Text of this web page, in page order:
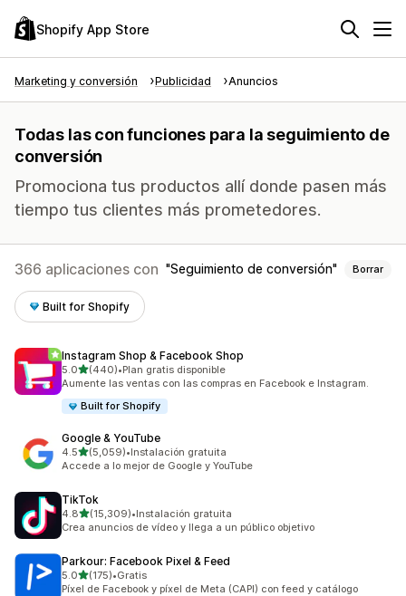
Shopify App Store
Marketing y conversión Publicidad Anuncios
Todas las con funciones para la seguimiento de
conversión
Promociona tus productos allí donde pasen más
tiempo tus clientes más prometedores.
366 aplicaciones con Seguimiento de conversión Borrar
Built for Shopify
Instagram Shop & Facebook Shop
5.0de 5 estrellas
(440)
440 reseñas en total
•Plan gratis disponible
Aumente las ventas con las compras en Facebook e Instagram.
Built for Shopify
Google & YouTube
4.5de 5 estrellas
(5,059)
5059 reseñas en total
•Instalación gratuita
Accede a lo mejor de Google y YouTube
TikTok
4.8de 5 estrellas
(15,309)
15309 reseñas en total
•Instalación gratuita
Crea anuncios de vídeo y llega a un público objetivo
Parkour: Facebook Pixel & Feed
5.0de 5 estrellas
(175)
175 reseñas en total
•Gratis
Píxel de Facebook y píxel de Meta (CAPI) con feed y catálogo